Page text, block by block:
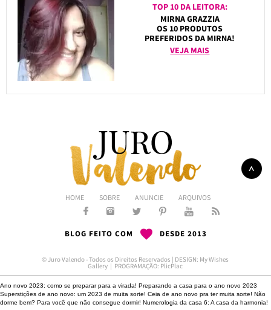
TOP 10 DA LEITORA:
MIRNA GRAZZIA
OS 10 PRODUTOS
PREFERIDOS DA MIRNA!
VEJA MAIS
HOME SOBRE ANUNCIE ARQUIVOS
BLOG FEITO COM DESDE 2013
© Juro Valendo - Todos os Direitos Reservados | DESIGN: My Wishes
Gallery | PROGRAMAÇÃO: PlicPlac
Ano novo 2023: como se preparar para a virada! Preparando a casa para o ano novo 2023
Superstições de ano novo: um 2023 de muita sorte! Ceia de ano novo pra ter muita sorte! Não
dorme bem? Para você que não consegue dormir! Numerologia da casa 6: A casa da harmonia!